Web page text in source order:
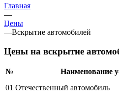
Главная
—
Цены
—Вскрытие автомобилей
Цены на вскрытие
№ Наименование
01 Отечественный автомобиль